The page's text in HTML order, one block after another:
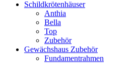
Schildkrötenhäuser
Anthia
Bella
Top
Zubehör
Gewächshaus Zubehör
Fundamentrahmen